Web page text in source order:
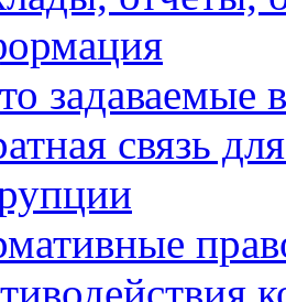
задаваемые
связь